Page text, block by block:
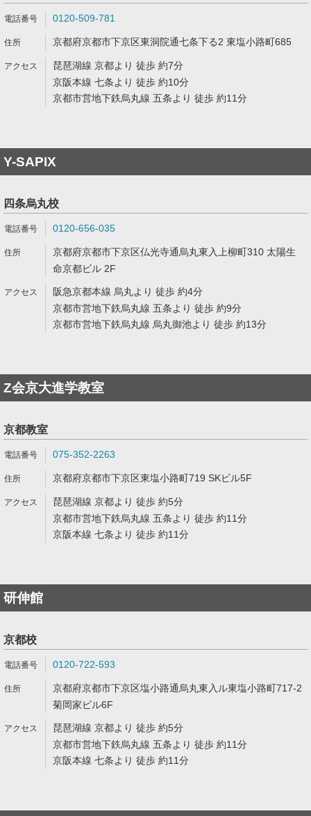
0120-509-781
京都府京都市下京区東洞院通七条下る2 東塩小路町685
琵琶湖線 京都より 徒歩 約7分
京阪本線 七条より 徒歩 約10分
京都市営地下鉄烏丸線 五条より 徒歩 約11分
Y-SAPIX
四条烏丸校
0120-656-035
京都府京都市下京区仏光寺通烏丸東入上柳町310 太陽生
命京都ビル 2F
阪急京都本線 烏丸より 徒歩 約4分
京都市営地下鉄烏丸線 五条より 徒歩 約9分
京都市営地下鉄烏丸線 烏丸御池より 徒歩 約13分
Z会京大進学教室
京都教室
075-352-2263
京都府京都市下京区東塩小路町719 SKビル5F
琵琶湖線 京都より 徒歩 約5分
京都市営地下鉄烏丸線 五条より 徒歩 約11分
京阪本線 七条より 徒歩 約11分
研伸館
京都校
0120-722-593
京都府京都市下京区塩小路通烏丸東入ル東塩小路町717-2
菊岡家ビル6F
琵琶湖線 京都より 徒歩 約5分
京都市営地下鉄烏丸線 五条より 徒歩 約11分
京阪本線 七条より 徒歩 約11分